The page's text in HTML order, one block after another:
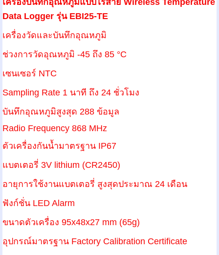
เครื่องบันทึกอุณหภูมิแบบไร้สาย Wireless Temperature
Data Logger รุ่น EBI25-TE
เครื่องวัดและบันทึกอุณหภูมิ
ช่วงการวัดอุณหภูมิ -45 ถึง 85 °C
เซนเซอร์ NTC
Sampling Rate 1 นาที ถึง 24 ชั่วโมง
บันทึกอุณหภูมิสูงสุด 288 ข้อมูล
Radio Frequency 868 MHz
ตัวเครื่องกันน้ำมาตรฐาน IP67
แบตเตอรี่ 3V lithium (CR2450)
อายุการใช้งานแบตเตอรี่ สูงสุดประมาณ 24 เดือน
ฟังก์ชั่น LED Alarm
ขนาดตัวเครื่อง 95x48x27 mm (65g)
อุปกรณ์มาตรฐาน Factory Calibration Certificate